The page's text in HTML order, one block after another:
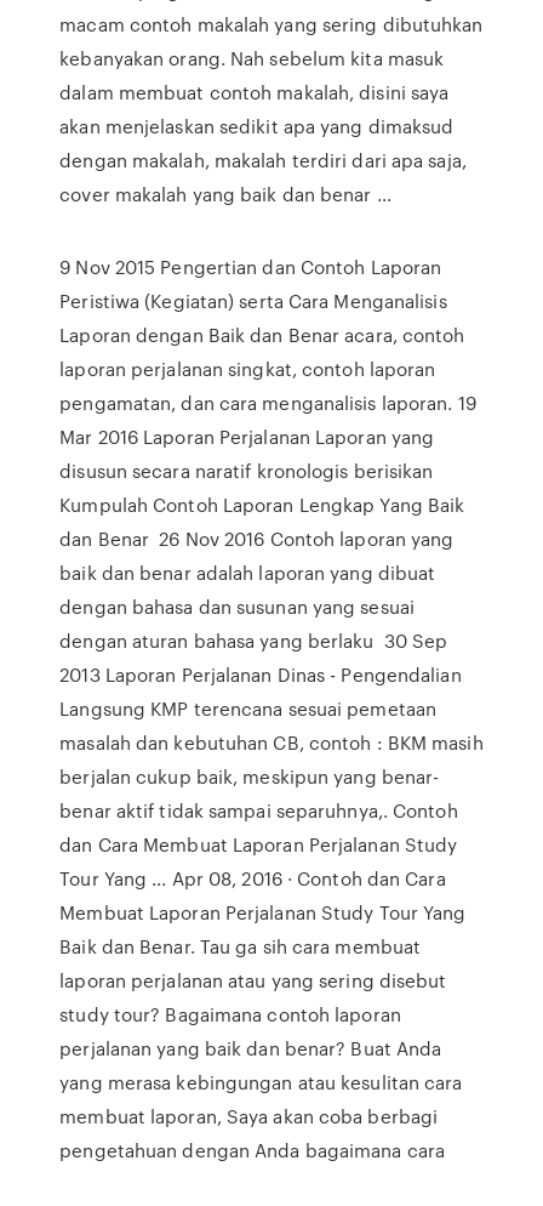
macam contoh makalah yang sering dibutuhkan
kebanyakan orang. Nah sebelum kita masuk
dalam membuat contoh makalah, disini saya
akan menjelaskan sedikit apa yang dimaksud
dengan makalah, makalah terdiri dari apa saja,
cover makalah yang baik dan benar …
9 Nov 2015 Pengertian dan Contoh Laporan
Peristiwa (Kegiatan) serta Cara Menganalisis
Laporan dengan Baik dan Benar acara, contoh
laporan perjalanan singkat, contoh laporan
pengamatan, dan cara menganalisis laporan. 19
Mar 2016 Laporan Perjalanan Laporan yang
disusun secara naratif kronologis berisikan
Kumpulah Contoh Laporan Lengkap Yang Baik
dan Benar 26 Nov 2016 Contoh laporan yang
baik dan benar adalah laporan yang dibuat
dengan bahasa dan susunan yang sesuai
dengan aturan bahasa yang berlaku 30 Sep
2013 Laporan Perjalanan Dinas - Pengendalian
Langsung KMP terencana sesuai pemetaan
masalah dan kebutuhan CB, contoh : BKM masih
berjalan cukup baik, meskipun yang benar-
benar aktif tidak sampai separuhnya,. Contoh
dan Cara Membuat Laporan Perjalanan Study
Tour Yang ... Apr 08, 2016 · Contoh dan Cara
Membuat Laporan Perjalanan Study Tour Yang
Baik dan Benar. Tau ga sih cara membuat
laporan perjalanan atau yang sering disebut
study tour? Bagaimana contoh laporan
perjalanan yang baik dan benar? Buat Anda
yang merasa kebingungan atau kesulitan cara
membuat laporan, Saya akan coba berbagi
pengetahuan dengan Anda bagaimana cara